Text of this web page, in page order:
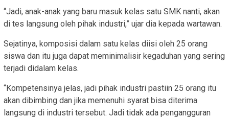
“Jadi, anak-anak yang baru masuk kelas satu SMK nanti, akan
di tes langsung oleh pihak industri,” ujar dia kepada wartawan.
Sejatinya, komposisi dalam satu kelas diisi oleh 25 orang
siswa dan itu juga dapat meminimalisir kegaduhan yang sering
terjadi didalam kelas.
“Kompetensinya jelas, jadi pihak industri pastiin 25 orang itu
akan dibimbing dan jika memenuhi syarat bisa diterima
langsung di industri tersebut. Jadi tidak ada pengangguran